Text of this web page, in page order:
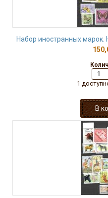
Набор иностранных
1